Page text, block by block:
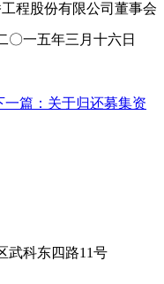
程股份有限公司董事会
〇一五年三月十六日
一篇：关于归还募集资
武科东四路11号